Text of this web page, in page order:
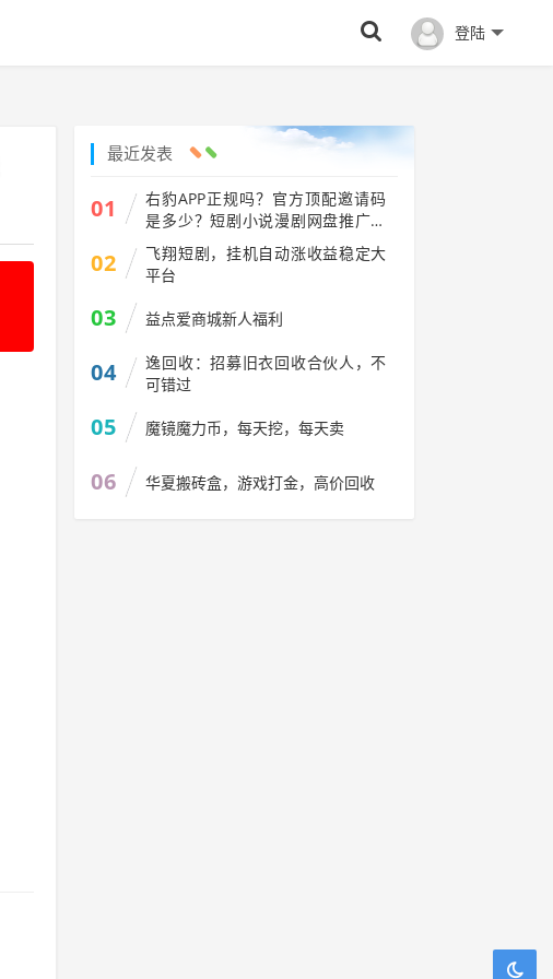
登陆
最近发表
01
右豹APP正规吗？官方顶配邀请码
是多少？短剧小说漫剧网盘推广副
业怎么做
02
飞翔短剧，挂机自动涨收益稳定大
平台
03 益点爱商城新人福利
04
逸回收：招募旧衣回收合伙人，不
可错过
05 魔镜魔力币，每天挖，每天卖
06 华夏搬砖盒，游戏打金，高价回收